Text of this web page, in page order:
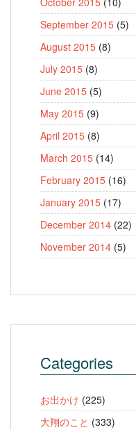
September 2015 (5)
August 2015 (8)
July 2015 (8)
June 2015 (5)
May 2015 (9)
April 2015 (8)
March 2015 (14)
February 2015 (16)
January 2015 (17)
December 2014 (22)
November 2014 (5)
Categories
お出かけ (225)
大翔のこと (333)